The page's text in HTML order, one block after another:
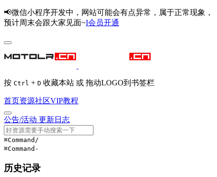
📢微信小程序开发中，网站可能会有点异常，属于正常现象，
预计周末会跟大家见面~I会员开通
按 Ctrl + D 收藏本站 或 拖动LOGO到书签栏
首页资源社区VIP教程
公告/活动 更新日志
⌘Command /
⌘Command -
历史记录